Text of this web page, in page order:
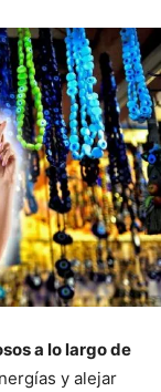
a lo largo de
y alejar